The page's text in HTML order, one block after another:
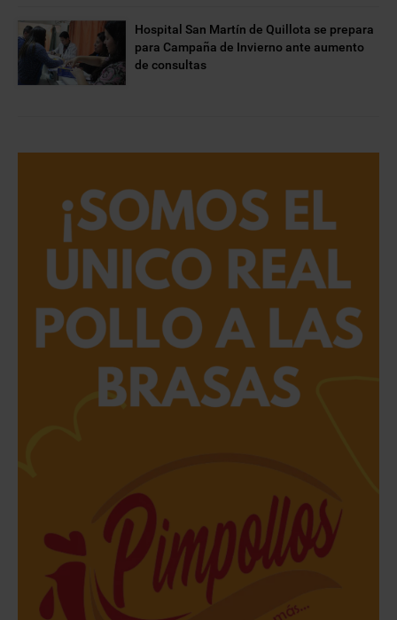
Hospital San Martín de Quillota se prepara
para Campaña de Invierno ante aumento
de consultas